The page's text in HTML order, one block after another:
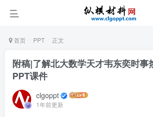
首页 PPT 正文
附稿|了解北大数学天才韦东奕时事
PPT课件
clgoppt
1年前更新